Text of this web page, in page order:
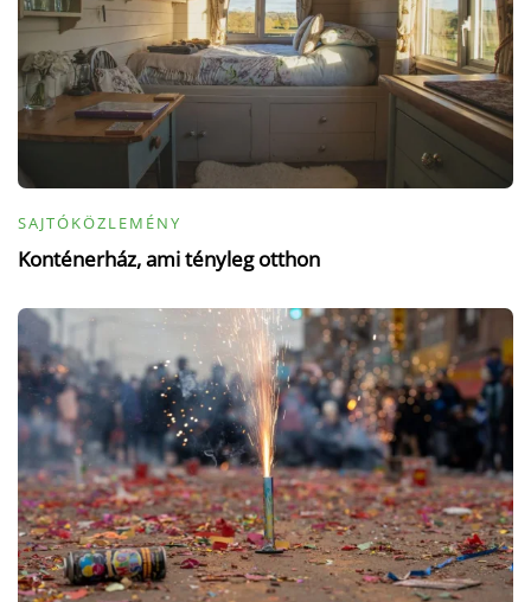
SAJTÓKÖZLEMÉNY
Konténerház, ami tényleg otthon